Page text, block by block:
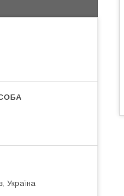
Україна